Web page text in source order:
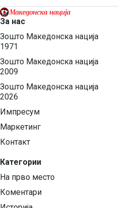
За нас
Зошто Македонска нација
1971
Зошто Македонска нација
2009
Зошто Македонска нација
2026
Импресум
Маркетинг
Контакт
Категории
На прво место
Коментари